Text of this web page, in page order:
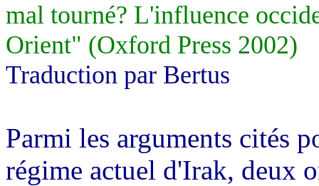
mal tourné? L'influence
Orient" (Oxford Press 2002)
Traduction par Bertus
Parmi les arguments cités
régime actuel d'Irak, deux